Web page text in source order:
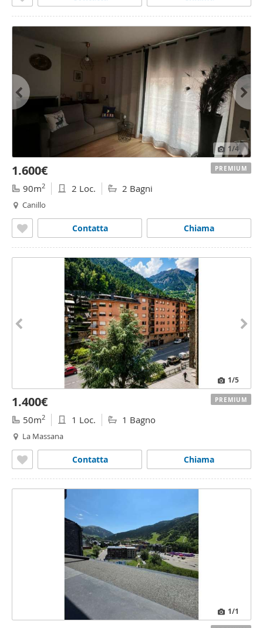
1/4
1.600€
90m2 2 Loc. 2 Bagni
Canillo
Chiama
Contatta
PREMIUM
1/5
1.400€
50m2 1 Loc. 1 Bagno
La Massana
Chiama
Contatta
PREMIUM
1/1